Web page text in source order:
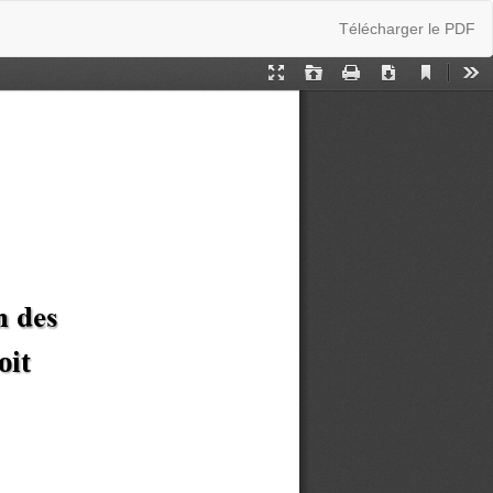
Télécharger
Télécharger le PDF